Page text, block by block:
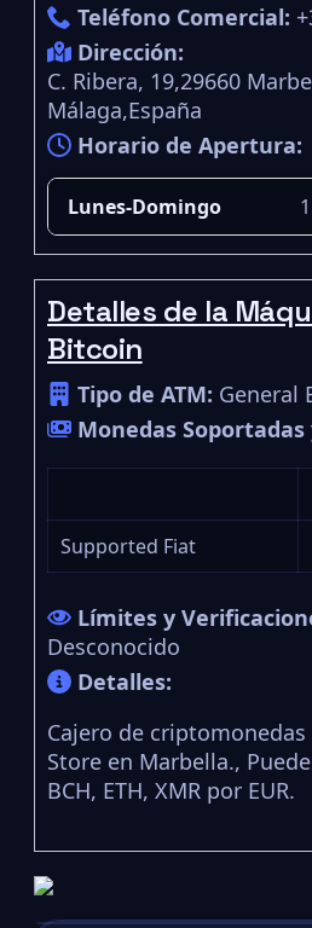
Teléfono Comercial:
Dirección:
C. Ribera, 19,29660
Málaga,España
Horario de Apertura:
Lunes-Domingo
Detalles de la
Bitcoin
Tipo de ATM: General
Monedas Soportadas
Supported Fiat
Límites y
Desconocido
Detalles:
Cajero de criptomonedas
Store en Marbella.,
BCH, ETH, XMR por EUR.